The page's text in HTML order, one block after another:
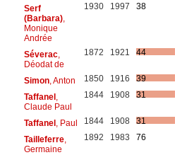
Serf
(Barbara),
Monique
Andrée
1930 1997 38
Séverac,
Déodat de
1872 1921 44
Simon, Anton 1850 1916
39
Taffanel,
Claude Paul
1844 1908 31
Taffanel, Paul 1844 1908
31
Tailleferre,
Germaine
1892 1983 76